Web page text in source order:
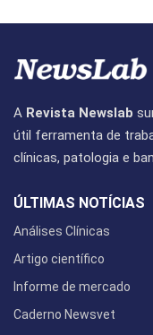
A Revista Newslab
útil ferramenta de
clínicas, patologia e
ÚLTIMAS NOTÍCIAS
Análises Clínicas
Artigo científico
Informe de mercado
Caderno Newsvet